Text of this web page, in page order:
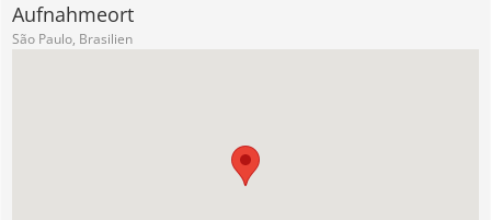
Aufnahmeort
São Paulo, Brasilien